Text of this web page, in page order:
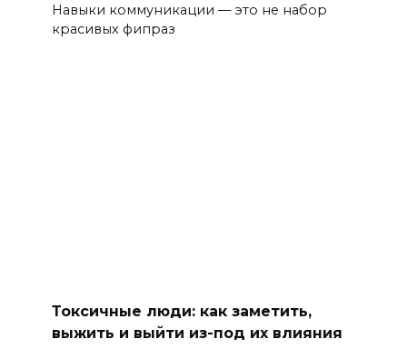
Навыки коммуникации — это не набор
красивых фипраз
Токсичные люди: как заметить,
выжить и выйти из-под их влияния